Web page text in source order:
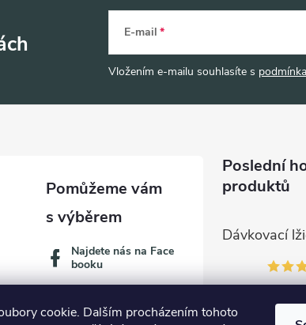
cookie. Dalším procházením tohoto
E-mail
Vložením e-mailu souhlasíte s
Najdete nás na Face
booku
Poslední
produktů